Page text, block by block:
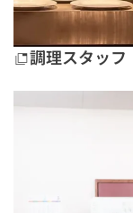
調理スタッフ